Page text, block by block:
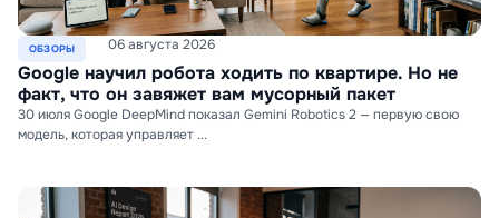
ОБЗОРЫ 06 августа 2026
Google научил робота ходить по квартире. Но не
факт, что он завяжет вам мусорный пакет
30 июля Google DeepMind показал Gemini Robotics 2 — первую свою
модель, которая управляет ...